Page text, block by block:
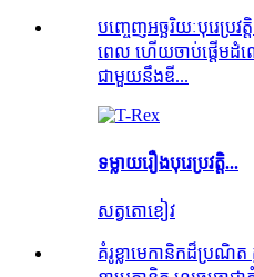
បញ្ចេញអច្ឆរិយៈបុរេប្រវ
ពេល ហើយចាប់ផ្តើមដំ
ជាមួយនឹងឌី...
ទម្លាយរឿងបុរេប្រវត្តិ...
សត្វតោខៀវ
គំរូខ្លាមេកានិកដ៏ប្រណិត